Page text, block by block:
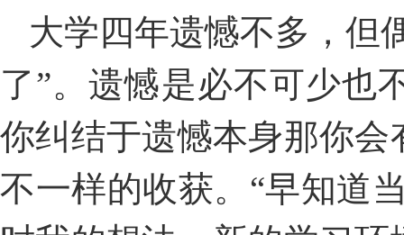
大学四年遗憾不多，
了”。遗憾是必不可少也
你纠结于遗憾本身那你
不一样的收获。“早知道